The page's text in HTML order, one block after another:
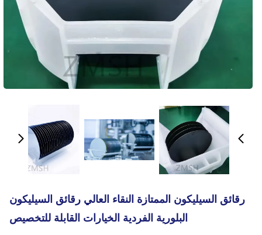
رقائق السيليكون الممتازة النقاء العالي رقائق السيليكون
البلورية الفردية الخيارات القابلة للتخصيص